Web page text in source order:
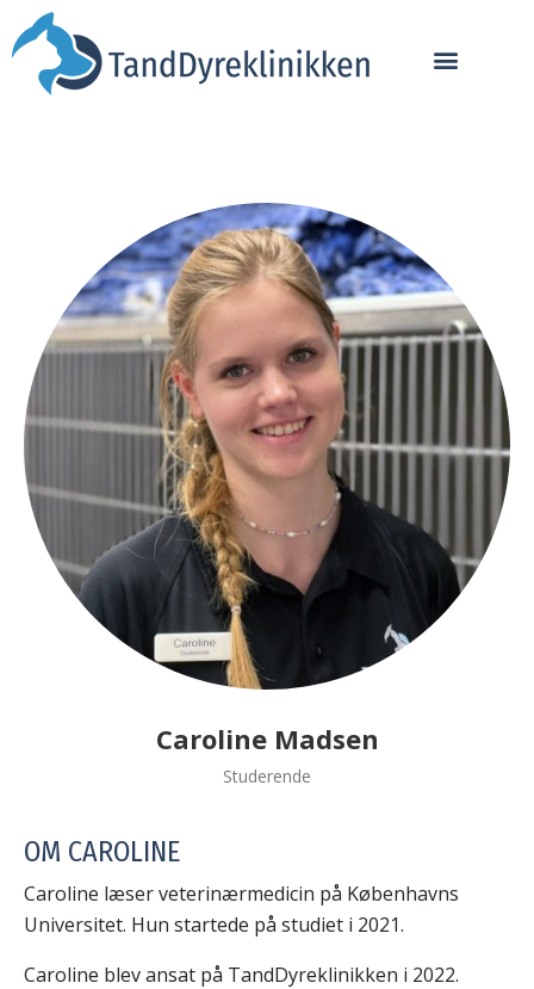
Caroline Madsen
Studerende
OM CAROLINE
Caroline læser veterinærmedicin på Københavns
Universitet. Hun startede på studiet i 2021.
Caroline blev ansat på TandDyreklinikken i 2022.